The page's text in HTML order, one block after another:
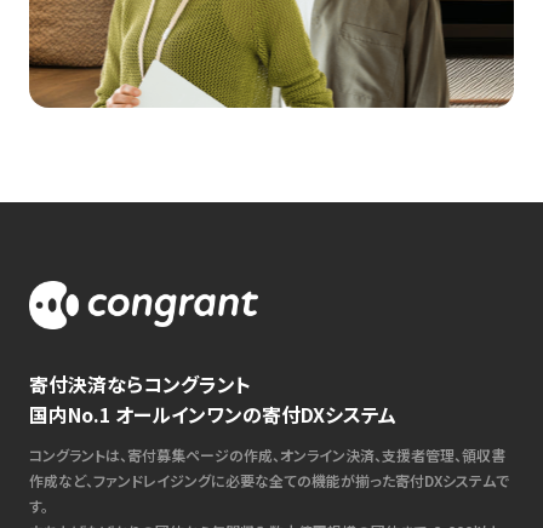
寄付決済ならコングラント
国内No.1 オールインワンの寄付DXシステム
コングラントは、寄付募集ページの作成、オンライン決済、支援者管理、領収書
作成など、ファンドレイジングに必要な全ての機能が揃った寄付DXシステムで
す。